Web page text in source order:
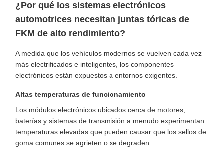
¿Por qué los sistemas electrónicos
automotrices necesitan juntas tóricas de
FKM de alto rendimiento?
A medida que los vehículos modernos se vuelven cada vez
más electrificados e inteligentes, los componentes
electrónicos están expuestos a entornos exigentes.
Altas temperaturas de funcionamiento
Los módulos electrónicos ubicados cerca de motores,
baterías y sistemas de transmisión a menudo experimentan
temperaturas elevadas que pueden causar que los sellos de
goma comunes se agrieten o se degraden.